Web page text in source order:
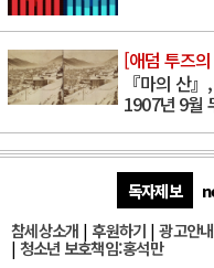
[애덤 투즈
『마의 산
1907년 9월
독자제보
참세상소개 | 후원하기 |광고안내
| 청소년 보호책임:홍석만